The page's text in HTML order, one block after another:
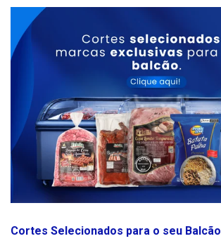
Cortes Selecionados para o seu Balcão